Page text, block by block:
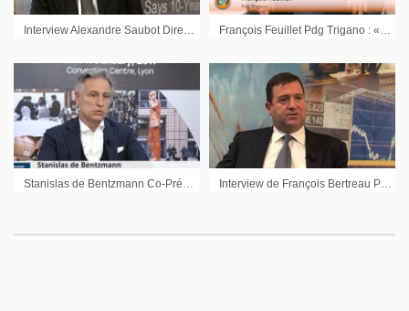
Interview Alexandre Saubot Directeur Général Délégué Haulotte François Feuillet Pdg Trigano : « Un portefeuille de commandes important »